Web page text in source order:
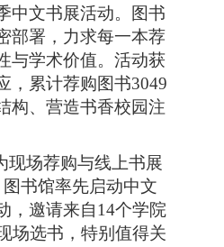
中文书展活动。图书
部署，力求每一本荐
与学术价值。活动获
，累计荐购图书3049
构、营造书香校园注
场荐购与线上书展
书馆率先启动中文
，邀请来自14个学院
场选书，特别值得关